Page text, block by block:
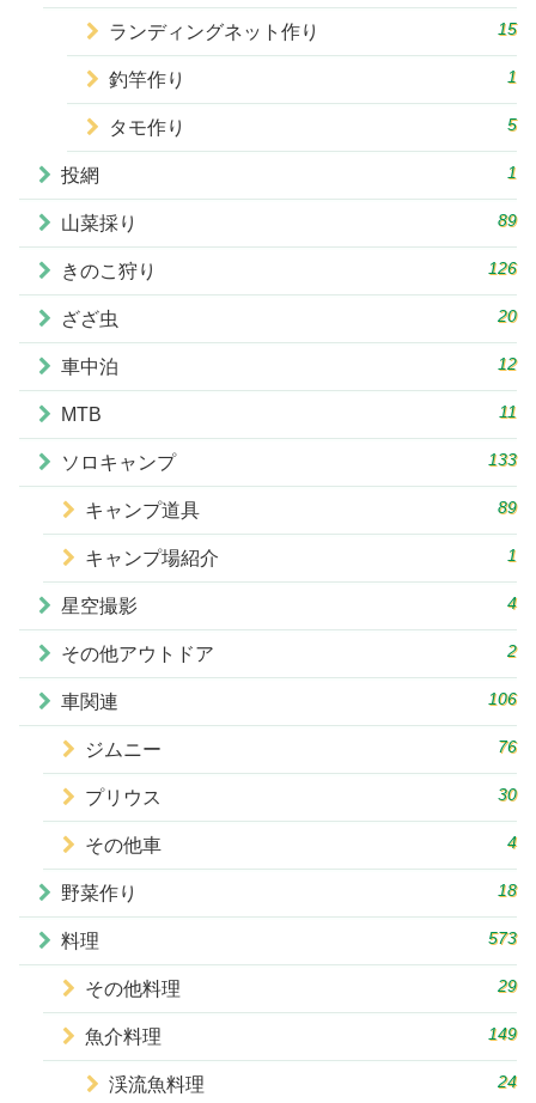
ランディングネット作り 15
釣竿作り 1
タモ作り 5
投網 1
山菜採り 89
きのこ狩り 126
ざざ虫 20
車中泊 12
MTB 11
ソロキャンプ 133
キャンプ道具 89
キャンプ場紹介 1
星空撮影 4
その他アウトドア 2
車関連 106
ジムニー 76
プリウス 30
その他車 4
野菜作り 18
料理 573
その他料理 29
魚介料理 149
渓流魚料理 24